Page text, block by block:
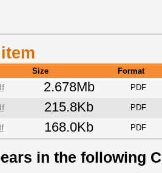
Size
Format
2.678Mb PDF
215.8Kb PDF
168.0Kb PDF
in the following